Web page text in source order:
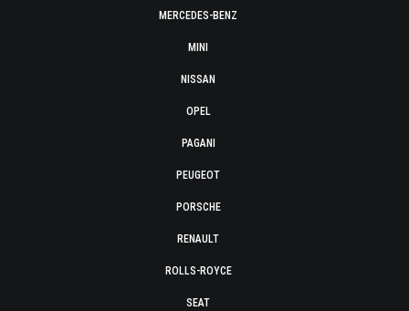
MERCEDES-BENZ
MINI
NISSAN
OPEL
PAGANI
PEUGEOT
PORSCHE
RENAULT
ROLLS-ROYCE
SEAT